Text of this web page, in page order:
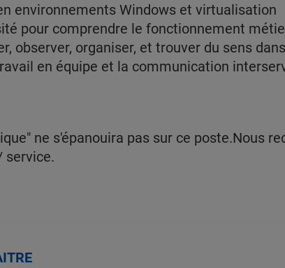
environnements Windows et virtualisation
pour comprendre le fonctionnement
observer, organiser, et trouver du sens
en équipe et la communication
ne s'épanouira pas sur ce poste.Nous
service.